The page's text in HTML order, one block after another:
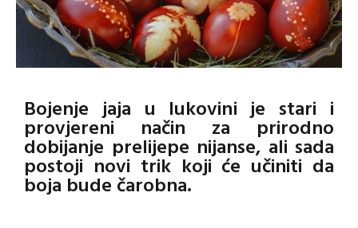
Bojenje jaja u lukovini je stari i
provjereni način za prirodno
dobijanje prelijepe nijanse, ali sada
postoji novi trik koji će učiniti da
boja bude čarobna.